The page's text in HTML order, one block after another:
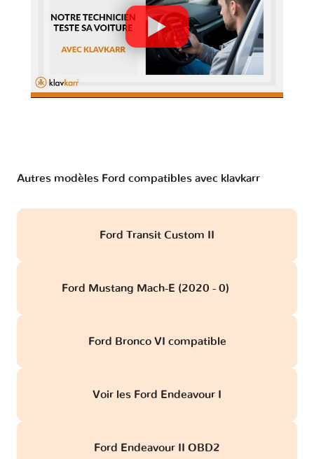
Autres modèles Ford compatibles avec klavkarr
Ford Transit Custom II
Ford Mustang Mach-E (2020 - 0)
Ford Bronco VI compatible
Voir les Ford Endeavour I
Ford Endeavour II OBD2